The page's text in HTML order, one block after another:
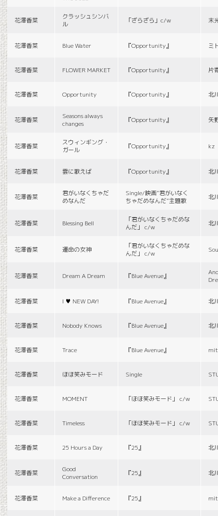
花澤香菜
クラッシュシンバ
ル
「ざらざら」c/w 末
花澤香菜 Blue Water 『Opportunity』 ミ
花澤香菜 FLOWER MARKET 『Opportunity』 片
花澤香菜 Opportunity 『Opportunity』 北
花澤香菜
Seasons always
changes
『Opportunity』 矢
花澤香菜
スウィンギング・
ガール
『Opportunity』 kz
花澤香菜 雲に歌えば 『Opportunity』 北
花澤香菜
君がいなくちゃだ
めなんだ
Single/映画“君がいなく
ちゃだめなんだ”主題歌
北
花澤香菜 Blessing Bell
「君がいなくちゃだめな
んだ」 c/w
北
花澤香菜 運命の女神
「君がいなくちゃだめな
んだ」 c/w
花澤香菜 Dream A Dream 『Blue Avenue』
花澤香菜 I ♥ NEW DAY! 『Blue Avenue』 北
花澤香菜 Nobody Knows 『Blue Avenue』 北
花澤香菜 Trace 『Blue Avenue』
花澤香菜 ほほ笑みモード Single
花澤香菜 MOMENT 「ほほ笑みモード」 c/w
花澤香菜 Timeless 「ほほ笑みモード」 c/w
花澤香菜 25 Hours a Day 『25』 北
花澤香菜
Good
Conversation
『25』 北
花澤香菜 Make a Difference 『25』